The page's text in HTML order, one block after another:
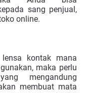
sang penjual,
online.
kontak mana
maka perlu
mengandung
membuat mata